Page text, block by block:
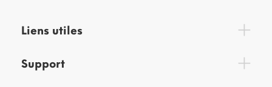
Liens utiles
Support